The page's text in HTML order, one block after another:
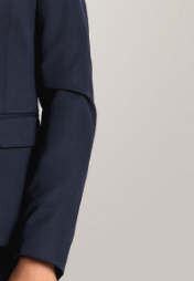
de Favoritos